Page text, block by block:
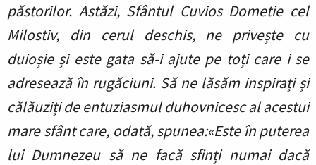
păstorilor. Astăzi, Sfântul Cuvios Dometie cel
Milostiv, din cerul deschis, ne privește cu
duioșie și este gata să-i ajute pe toți care i se
adresează în rugăciuni. Să ne lăsăm inspirați și
călăuziți de entuziasmul duhovnicesc al acestui
mare sfânt care, odată, spunea:«Este în puterea
lui Dumnezeu să ne facă sfinți numai dacă